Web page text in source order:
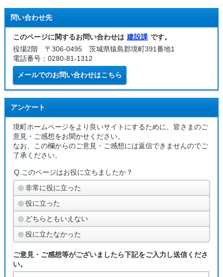
問い合わせ先
このページに関するお問い合わせは 建設課 です。
役場2階 〒306-0495 茨城県猿島郡境町391番地1
電話番号：0280-81-1312
メールでのお問い合わせはこちら
アンケート
境町ホームページをより良いサイトにするために、皆さまのご
意見・ご感想をお聞かせください。
なお、この欄からのご意見・ご感想には返信できませんのでご
了承ください。
Q.このページはお役に立ちましたか？
非常に役に立った
役に立った
どちらともいえない
役に立たなかった
ご意見・ご感想等がございましたら下記をご入力し送信くださ
い。